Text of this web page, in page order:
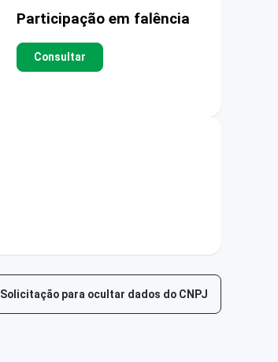
Participação em falência
Consultar
Solicitação para ocultar dados do CNPJ